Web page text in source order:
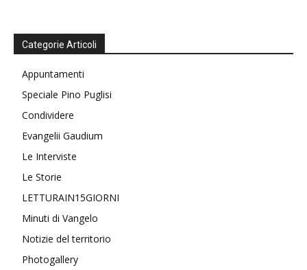
Categorie Articoli
Appuntamenti
Speciale Pino Puglisi
Condividere
Evangelii Gaudium
Le Interviste
Le Storie
LETTURAIN15GIORNI
Minuti di Vangelo
Notizie del territorio
Photogallery